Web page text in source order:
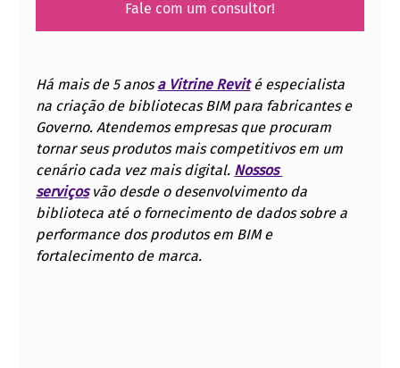
Fale com um consultor!
Há mais de 5 anos a Vitrine Revit é especialista
na criação de bibliotecas BIM para fabricantes e
Governo. Atendemos empresas que procuram
tornar seus produtos mais competitivos em um
cenário cada vez mais digital. Nossos
serviços vão desde o desenvolvimento da
biblioteca até o fornecimento de dados sobre a
performance dos produtos em BIM e
fortalecimento de marca.